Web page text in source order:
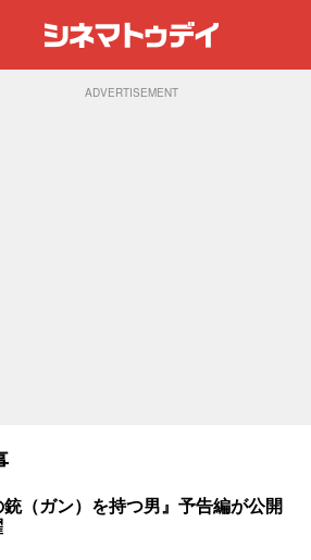
ADVERTISEMENT
（ガン）を持つ男』予告編が公開